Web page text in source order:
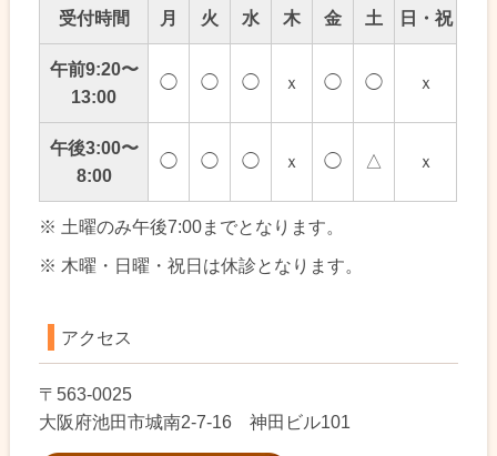
受付時間 月 火 水 木 金 土 日・祝
午前9:20〜
13:00
◯ ◯ ◯ ｘ ◯ ◯ ｘ
午後3:00〜
8:00
◯ ◯ ◯ ｘ ◯ △ ｘ
※ 土曜のみ午後7:00までとなります。
※ 木曜・日曜・祝日は休診となります。
アクセス
〒563-0025
大阪府池田市城南2-7-16 神田ビル101